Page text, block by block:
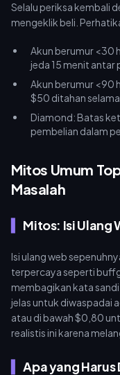
Selalu periksa kembali
mengeklik beli.
Akun berumur <30
jeda 15 menit antar
Akun berumur <90
$50 ditahan selama
Diamond: Batas
pembelian dalam
Mitos Umum
Masalah
Mitos: Isi Ulang
Isi ulang web
terpercaya seperti
membagikan kata
jelas untuk diwaspadai
atau di bawah $0,80
realistis ini karena
Apa yang Harus